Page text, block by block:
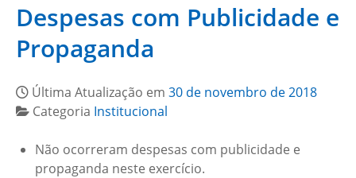
Despesas com Publicidade e
Propaganda
Última Atualização em 30 de novembro de 2018
Categoria Institucional
Não ocorreram despesas com publicidade e
propaganda neste exercício.